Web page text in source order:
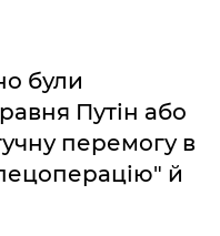
були
Путін або
перемогу в
й